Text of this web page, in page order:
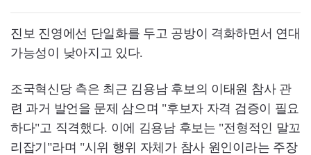
진보 진영에선 단일화를 두고 공방이 격화하면서 연대
가능성이 낮아지고 있다.
조국혁신당 측은 최근 김용남 후보의 이태원 참사 관
련 과거 발언을 문제 삼으며 "후보자 자격 검증이 필요
하다"고 직격했다. 이에 김용남 후보는 "전형적인 말꼬
리잡기"라며 "시위 행위 자체가 참사 원인이라는 주장